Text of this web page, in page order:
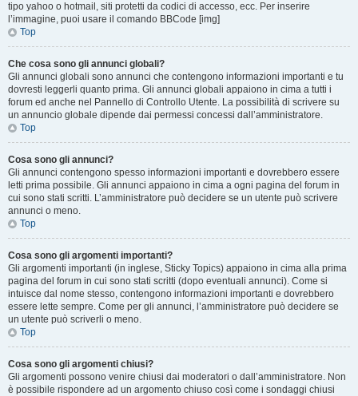
tipo yahoo o hotmail, siti protetti da codici di accesso, ecc. Per inserire
l’immagine, puoi usare il comando BBCode [img]
Top
Che cosa sono gli annunci globali?
Gli annunci globali sono annunci che contengono informazioni importanti e tu
dovresti leggerli quanto prima. Gli annunci globali appaiono in cima a tutti i
forum ed anche nel Pannello di Controllo Utente. La possibilità di scrivere su
un annuncio globale dipende dai permessi concessi dall’amministratore.
Top
Cosa sono gli annunci?
Gli annunci contengono spesso informazioni importanti e dovrebbero essere
letti prima possibile. Gli annunci appaiono in cima a ogni pagina del forum in
cui sono stati scritti. L’amministratore può decidere se un utente può scrivere
annunci o meno.
Top
Cosa sono gli argomenti importanti?
Gli argomenti importanti (in inglese, Sticky Topics) appaiono in cima alla prima
pagina del forum in cui sono stati scritti (dopo eventuali annunci). Come si
intuisce dal nome stesso, contengono informazioni importanti e dovrebbero
essere lette sempre. Come per gli annunci, l’amministratore può decidere se
un utente può scriverli o meno.
Top
Cosa sono gli argomenti chiusi?
Gli argomenti possono venire chiusi dai moderatori o dall’amministratore. Non
è possibile rispondere ad un argomento chiuso così come i sondaggi chiusi